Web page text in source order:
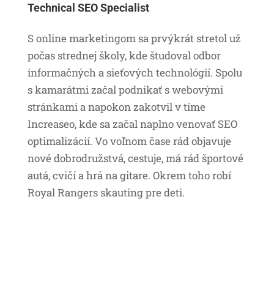
Technical SEO Specialist
S online marketingom sa prvýkrát stretol už
počas strednej školy, kde študoval odbor
informačných a sieťových technológií. Spolu
s kamarátmi začal podnikať s webovými
stránkami a napokon zakotvil v tíme
Increaseo, kde sa začal naplno venovať SEO
optimalizácií. Vo voľnom čase rád objavuje
nové dobrodružstvá, cestuje, má rád športové
autá, cvičí a hrá na gitare. Okrem toho robí
Royal Rangers skauting pre deti.